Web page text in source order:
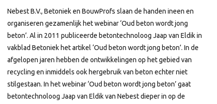
Nebest B.V., Betoniek en BouwProfs slaan de handen ineen en
organiseren gezamenlijk het webinar ‘Oud beton wordt jong
beton’. Al in 2011 publiceerde betontechnoloog Jaap van Eldik in
vakblad Betoniek het artikel ‘Oud beton wordt jong beton’. In de
afgelopen jaren hebben de ontwikkelingen op het gebied van
recycling en inmiddels ook hergebruik van beton echter niet
stilgestaan. In het webinar ‘Oud beton wordt jong beton’ gaat
betontechnoloog Jaap van Eldik van Nebest dieper in op de